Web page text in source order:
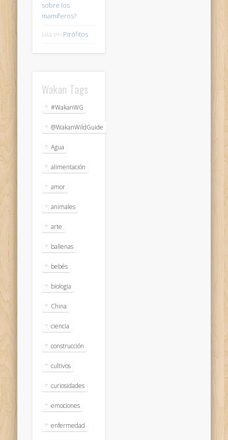
sobre los
mamíferos?
lala en Pirófitos
Wakan Tags
#WakanWG
@WakanWildGuide
Agua
alimentación
amor
animales
arte
ballenas
bebés
biologia
China
ciencia
construcción
cultivos
curiosidades
emociones
enfermedad